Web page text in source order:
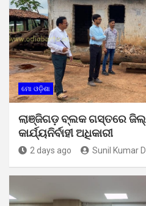
ମୋ ଓଡ଼ିଶା
ଲାଞ୍ଜିଗଡ଼ ବ୍ଲକ ଗସ୍ତରେ
କାର୍ଯ୍ୟନିର୍ବାହୀ ଅଧିକାରୀ
2 days ago Sunil Kumar